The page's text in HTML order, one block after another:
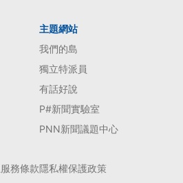
主題網站
我們的島
獨立特派員
有話好說
P#新聞實驗室
PNN新聞議題中心
服務條款隱私權保護政策